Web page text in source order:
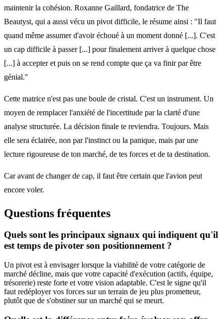
maintenir la cohésion. Roxanne Gaillard, fondatrice de The
Beautyst, qui a aussi vécu un pivot difficile, le résume ainsi : "Il faut
quand même assumer d'avoir échoué à un moment donné [...]. C'est
un cap difficile à passer [...] pour finalement arriver à quelque chose
[...] à accepter et puis on se rend compte que ça va finir par être
génial."
Cette matrice n'est pas une boule de cristal. C'est un instrument. Un
moyen de remplacer l'anxiété de l'incertitude par la clarté d'une
analyse structurée. La décision finale te reviendra. Toujours. Mais
elle sera éclairée, non par l'instinct ou la panique, mais par une
lecture rigoureuse de ton marché, de tes forces et de ta destination.
Car avant de changer de cap, il faut être certain que l'avion peut
encore voler.
Questions fréquentes
Quels sont les principaux signaux qui indiquent qu'il
est temps de pivoter son positionnement ?
Un pivot est à envisager lorsque la viabilité de votre catégorie de
marché décline, mais que votre capacité d'exécution (actifs, équipe,
trésorerie) reste forte et votre vision adaptable. C'est le signe qu'il
faut redéployer vos forces sur un terrain de jeu plus prometteur,
plutôt que de s'obstiner sur un marché qui se meurt.